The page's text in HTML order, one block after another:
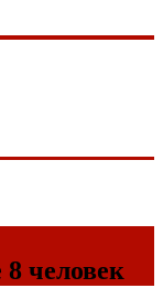
человек